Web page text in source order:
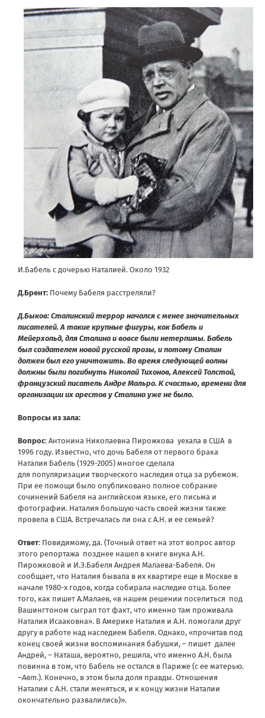
И.Бабель с дочерью Наталией. Около 1932
Д.Брент: Почему Бабеля расстреляли?
Д.Быков: Сталинский террор начался с менее значительных
писателей. А такие крупные фигуры, как Бабель и
Мейерхольд, для Сталина и вовсе были нетерпимы. Бабель
был создателем новой русской прозы, и потому Сталин
должен был его уничтожить. Во время следующей волны
должны были погибнуть Николай Тихонов, Алексей Толстой,
французский писатель Андре Мальро. К счастью, времени для
организации их арестов у Сталина уже не было.
Вопросы из зала:
Вопрос: Антонина Николаевна Пирожкова уехала в США в
1996 году. Известно, что дочь Бабеля от первого брака
Наталия Бабель (1929-2005) многое сделала
для популяризации творческого наследия отца за рубежом.
При ее помощи было опубликовано полное собрание
сочинений Бабеля на английском языке, его письма и
фотографии. Наталия большую часть своей жизни также
провела в США. Встречалась ли она с А.Н. и ее семьей?
Ответ: Повидимому, да. (Точный ответ на этот вопрос автор
этого репортажа позднее нашел в книге внука А.Н.
Пирожковой и И.Э.Бабеля Андрея Малаева-Бабеля. Он
сообщает, что Наталия бывала в их квартире еще в Москве в
начале 1980-х годов, когда собирала наследие отца. Более
того, как пишет А.Малаев, «в нашем решении поселиться под
Вашингтоном сыграл тот факт, что именно там проживала
Наталия Исааковна». В Америке Наталия и А.Н. помогали друг
другу в работе над наследием Бабеля. Однако, «прочитав под
конец своей жизни воспоминания бабушки, – пишет далее
Андрей, – Наташа, вероятно, решила, что именно А.Н. была
повинна в том, что Бабель не остался в Париже (c ее матерью.
–Aвт.). Конечно, в этом была доля правды. Отношения
Наталии с А.Н. стали меняться, и к концу жизни Наталии
окончательно развалились)».